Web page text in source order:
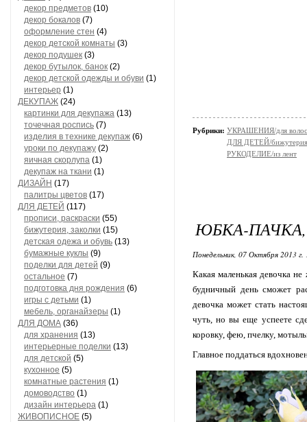
декор предметов (10)
декор бокалов (7)
оформление стен (4)
декор детской комнаты (3)
декор подушек (3)
декор бутылок, банок (2)
декор детской одежды и обуви (1)
интерьер (1)
ДЕКУПАЖ (24)
картинки для декупажа (13)
точечная роспись (7)
изделия в технике декупаж (6)
уроки по декупажу (2)
яичная скорлупа (1)
декупаж на ткани (1)
ДИЗАЙН (17)
палитры цветов (17)
ДЛЯ ДЕТЕЙ (117)
прописи, раскраски (55)
бижутерия, заколки (15)
детская одежа и обувь (13)
бумажные куклы (9)
поделки для детей (9)
остальное (7)
подготовка дня рождения (6)
игры с детьми (1)
мебель, органайзеры (1)
ДЛЯ ДОМА (36)
для хранения (13)
интерьерные поделки (13)
для детской (5)
кухонное (5)
комнатные растения (1)
домоводство (1)
дизайн интерьера (1)
ЖИВОПИСНОЕ (5)
Рубрики: УКРАШЕНИЯ/для волос
ДЛЯ ДЕТЕЙ/бижутерия,
РУКОДЕЛИЕ/из лент
ЮБКА-ПАЧКА,
Понедельник, 07 Октября 2013 г.
Какая маленькая девочка
будничный день сможет
девочка может стать
чуть, но вы еще успеете
коровку, фею, пчелку,
Главное поддаться